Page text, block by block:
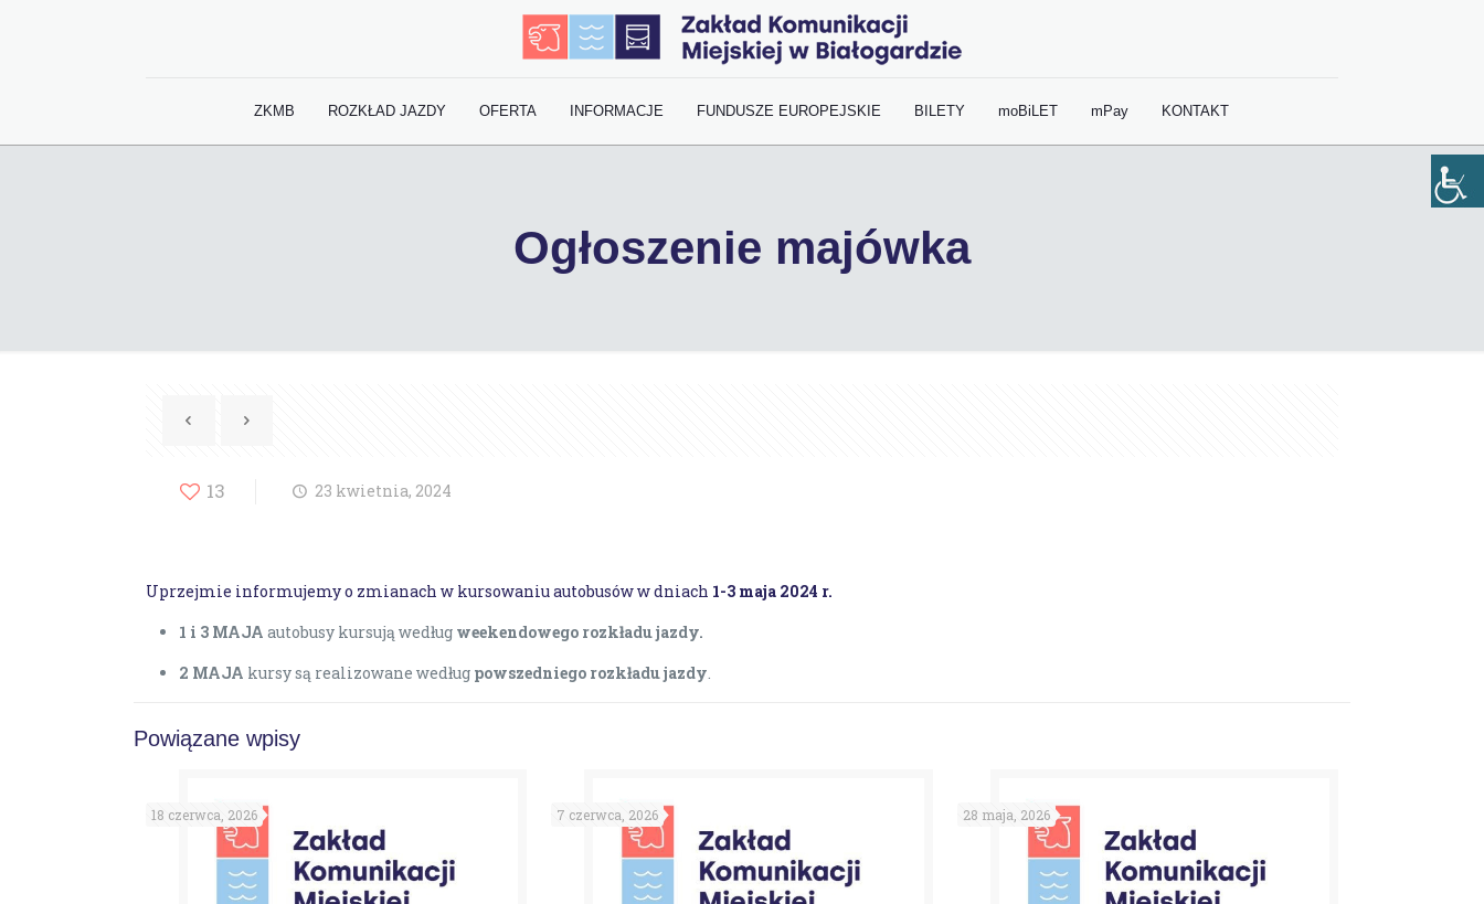
ZKMB ROZKŁAD JAZDY OFERTA INFORMACJE FUNDUSZE EUROPEJSKIE BILETY moBiLET mPay KONTAKT
Ogłoszenie majówka
13 23 kwietnia, 2024
Uprzejmie informujemy o zmianach w kursowaniu autobusów w dniach 1-3 maja 2024 r.
1 i 3 MAJA autobusy kursują według weekendowego rozkładu jazdy.
2 MAJA kursy są realizowane według powszedniego rozkładu jazdy.
Powiązane wpisy
18 czerwca, 2026 7 czerwca, 2026 28 maja, 2026